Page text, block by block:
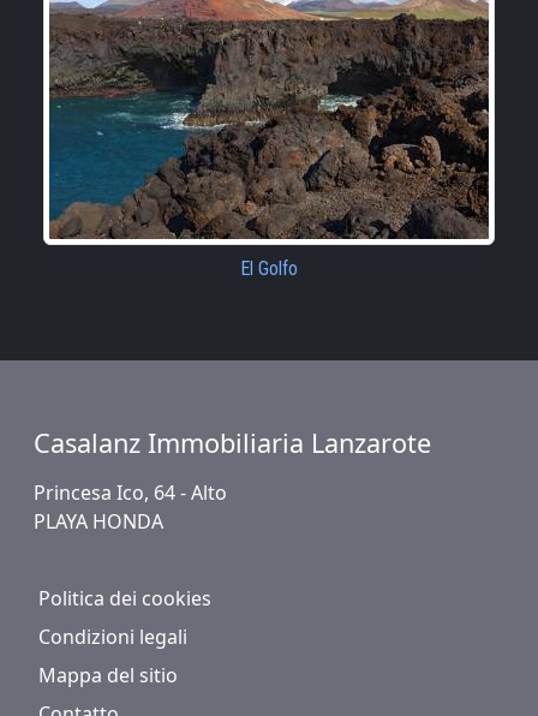
El Golfo
Casalanz Immobiliaria Lanzarote
Princesa Ico, 64 - Alto
PLAYA HONDA
Politica dei cookies
Condizioni legali
Mappa del sitio